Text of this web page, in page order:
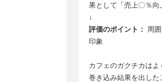
果として「売上〇％向
↓
評価のポイント：
周
印象
カフェのガクチカは
巻き込み結果を出した